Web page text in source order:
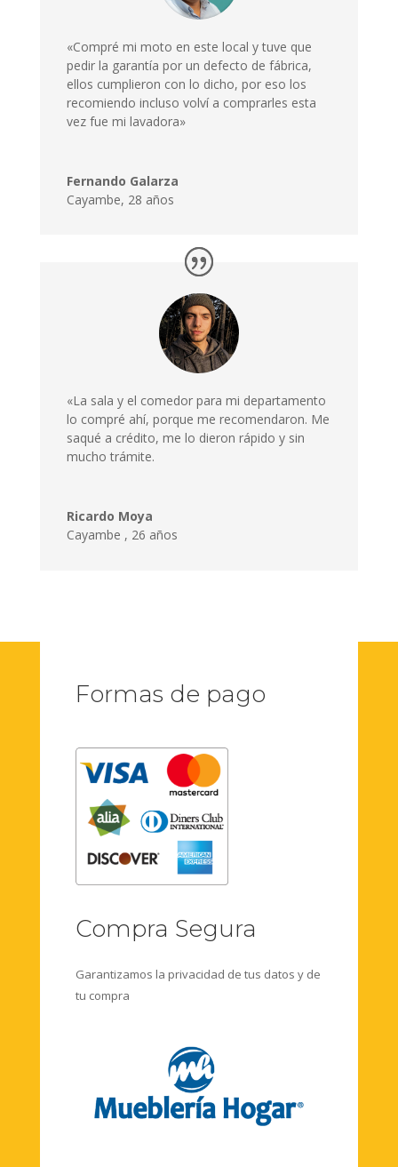
«Compré mi moto en este local y tuve que
pedir la garantía por un defecto de fábrica,
ellos cumplieron con lo dicho, por eso los
recomiendo incluso volví a comprarles esta
vez fue mi lavadora»
Fernando Galarza
Cayambe, 28 años
«La sala y el comedor para mi departamento
lo compré ahí, porque me recomendaron. Me
saqué a crédito, me lo dieron rápido y sin
mucho trámite.
Ricardo Moya
Cayambe , 26 años
Formas de pago
Compra Segura
Garantizamos la privacidad de tus datos y de
tu compra